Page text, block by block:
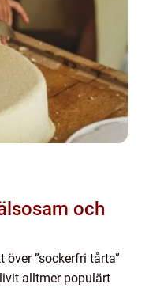
och
över ”sockerfri tårta”
alltmer populärt